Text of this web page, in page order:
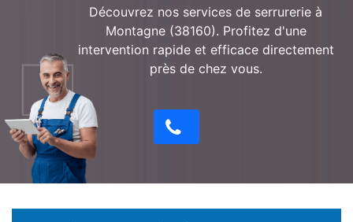
Découvrez nos services de serrurerie à
Montagne (38160). Profitez d'une
intervention rapide et efficace directement
près de chez vous.